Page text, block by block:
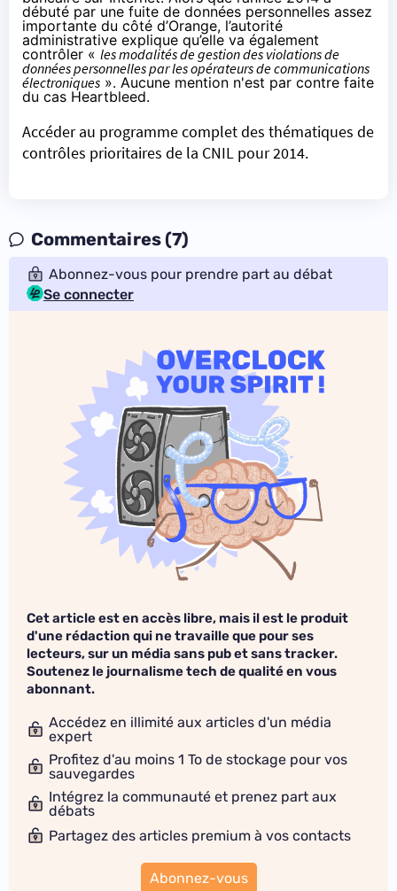
débuté par une fuite de données personnelles assez
importante du côté d’Orange, l’autorité
administrative explique qu’elle va également
contrôler « les modalités de gestion des violations de
données personnelles par les opérateurs de communications
électroniques ». Aucune mention n'est par contre faite
du cas Heartbleed.
Accéder au programme complet des thématiques de
contrôles prioritaires de la CNIL pour 2014.
Commentaires (7)
Abonnez-vous pour prendre part au débat
Se connecter
Cet article est en accès libre, mais il est le produit
d'une rédaction qui ne travaille que pour ses
lecteurs, sur un média sans pub et sans tracker.
Soutenez le journalisme tech de qualité en vous
abonnant.
Accédez en illimité aux articles d'un média
expert
Profitez d'au moins 1 To de stockage pour vos
sauvegardes
Intégrez la communauté et prenez part aux
débats
Partagez des articles premium à vos contacts
Abonnez-vous